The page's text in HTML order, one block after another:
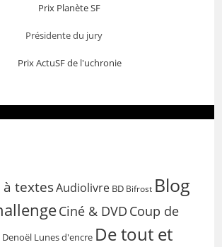
Présidente du jury
textesAudiolivre BD Bifrost Blog
Ciné & DVD Coup de
Denoël Lunes d'encre De tout et